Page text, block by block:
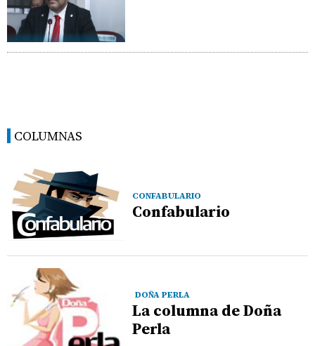
COLUMNAS
CONFABULARIO
Confabulario
DOÑA PERLA
La columna de Doña
Perla